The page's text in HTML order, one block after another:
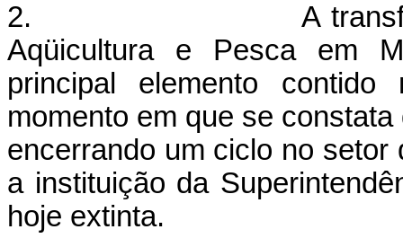
2. A transformação
Aqüicultura e Pesca em
principal elemento
momento em que se
encerrando um ciclo no
a instituição da
hoje extinta.